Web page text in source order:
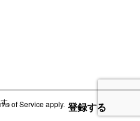
基本や全体像を伝える場の必
。
登録する
of Serviceapply.